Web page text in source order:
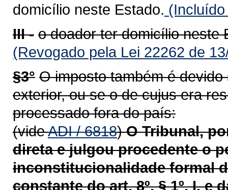
domicílio neste Estado.
III - o doador ter domicílio neste
(Revogado pela Lei 22262 de
§3° O imposto também é
exterior, ou se o de cujus era
processado fora do país:
(videADI / 6818)O Tribunal,
direta e julgou procedente o
inconstitucionalidade formal
constante do art.8º, § 1º, I, e